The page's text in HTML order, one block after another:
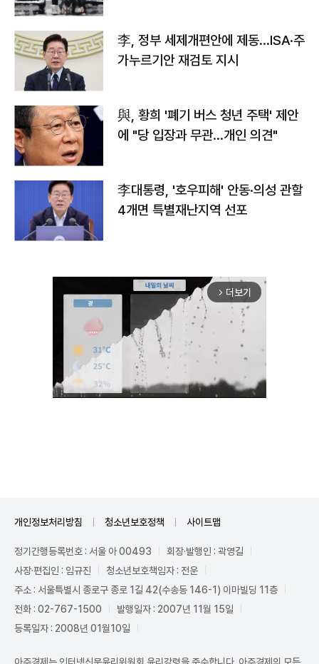
李, 정부 세제개편안에 제동…ISA·주
가누르기안 재검토 지시
與, 황희 '폐기 버스 청년 주택' 제안
에 "당 입장과 무관…개인 의견"
李대통령, '호우피해' 안동·의성 관할
4개면 특별재난지역 선포
arrow_forward_ios 더보기
개인정보처리방침 청소년보호정책 사이트맵
정기간행등록번호 : 서울 아 00493
회장·발행인 : 곽영길
사장·편집인 : 임규진
청소년보호책임자 : 전운
주소 : 서울특별시 종로구 종로 1길 42(수송동 146-1) 이마빌딩 11층
전화 : 02-767-1500
발행일자 : 2007년 11월 15일
등록일자 : 2008년 01월10일
아주경제는 인터넷신문윤리위원회 윤리강령을 준수합니다. 아주경제의 모든